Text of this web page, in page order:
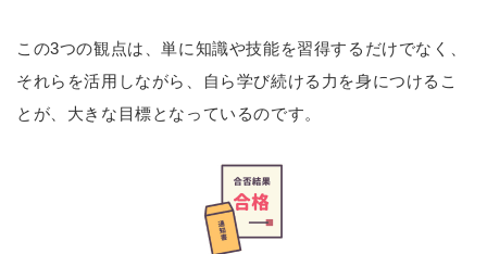
この3つの観点は、単に知識や技能を習得するだけでなく、
それらを活用しながら、自ら学び続ける力を身につけるこ
とが、大きな目標となっているのです。